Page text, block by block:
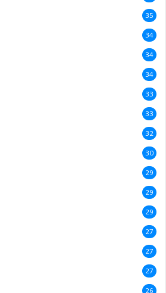
35
34
34
34
33
33
32
30
29
29
29
27
27
27
26